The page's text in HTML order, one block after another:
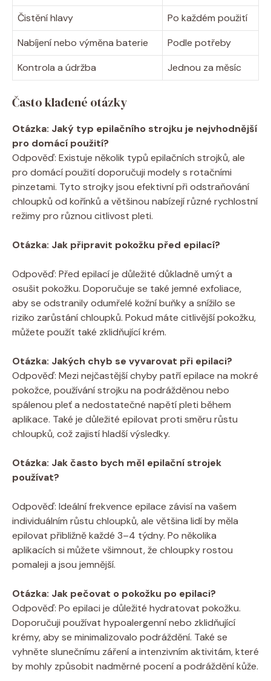
Čistění hlavy
Po každém použití
Nabíjení nebo výměna baterie
Podle potřeby
Kontrola a​ údržba
Jednou za měsíc
Často ​kladené⁣ otázky
Otázka: Jaký typ epilačního ⁣strojku⁢ je nejvhodnější
pro domácí použití?
Odpověď:‍ Existuje několik typů‍ epilačních strojků, ale
⁤pro domácí použití‌ doporučuji‌ modely‌ s rotačními ​
pinzetami. Tyto strojky jsou efektivní ​při odstraňování
chloupků od ‌kořínků a ​většinou nabízejí různé rychlostní
režimy pro různou citlivost‍ pleti.
Otázka:‌ Jak připravit pokožku ⁤před epilací?
Odpověď: Před ⁢epilací je důležité ​důkladně umýt a
osušit pokožku. Doporučuje se​ také jemné exfoliace,
aby se odstranily odumřelé kožní buňky a ​snížilo‌ se ​
riziko zarůstání chloupků. Pokud‌ máte ‍citlivější pokožku,
můžete ​použít také zklidňující krém.
Otázka: ⁣Jakých chyb se vyvarovat při epilaci?
Odpověď: Mezi nejčastější chyby patří epilace na mokré‍
pokožce, používání strojku na ‌podrážděnou nebo
spálenou ⁤pleť a nedostatečné napětí pleti během
aplikace.⁣ Také je důležité epilovat proti směru růstu
chloupků, což zajistí hladší výsledky.
Otázka: Jak často bych měl epilační⁢ strojek‍
používat?
Odpověď: ‍Ideální ⁤frekvence epilace závisí na⁤ vašem
individuálním⁢ růstu chloupků, ale většina lidí by měla
epilovat přibližně každé ⁢3–4 týdny. Po několika
aplikacích si můžete všimnout,⁣ že chloupky rostou
pomaleji a jsou jemnější.
Otázka: Jak pečovat o pokožku po epilaci?
Odpověď: ​Po epilaci je důležité ⁤hydratovat pokožku.
Doporučuji ⁤používat ‍hypoalergenní nebo zklidňující
krémy, aby​ se minimalizovalo podráždění. Také se
vyhněte⁣ slunečnímu záření a ⁢intenzivním⁣ aktivitám, které⁤
by mohly‌ způsobit nadměrné‍ pocení⁣ a podráždění kůže.